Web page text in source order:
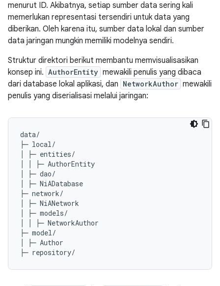
menurut ID. Akibatnya, setiap sumber data sering kali
memerlukan representasi tersendiri untuk data yang
diberikan. Oleh karena itu, sumber data lokal dan sumber
data jaringan mungkin memiliki modelnya sendiri.
Struktur direktori berikut membantu memvisualisasikan
konsep ini. AuthorEntity mewakili penulis yang dibaca
dari database lokal aplikasi, dan NetworkAuthor mewakili
penulis yang diserialisasi melalui jaringan:
data/
├─ local/
│ ├─ entities/
│ │ ├─ AuthorEntity
│ ├─ dao/
│ ├─ NiADatabase
├─ network/
│ ├─ NiANetwork
│ ├─ models/
│ │ ├─ NetworkAuthor
├─ model/
│ ├─ Author